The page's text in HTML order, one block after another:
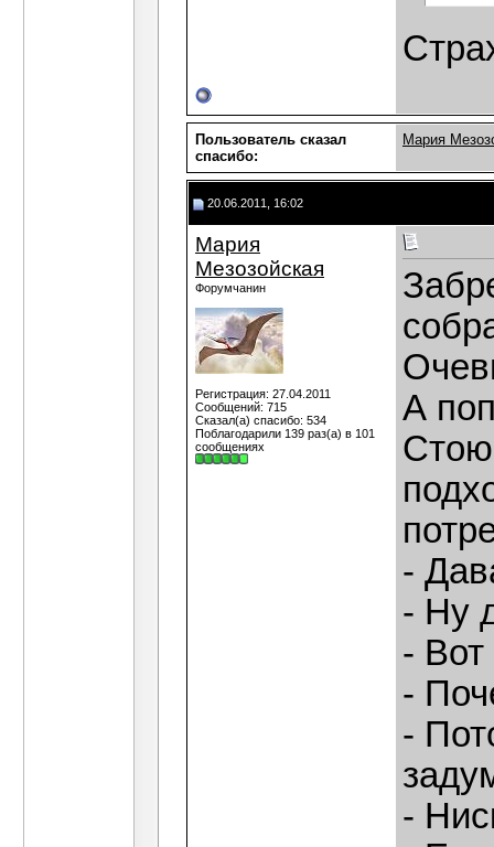
Пользователь сказал
cпасибо:
Мария
20.06.2011, 16:02
Мария
Мезозойская
Форумчанин
Регистрация: 27.04.2011
Сообщений: 715
Сказал(а) спасибо: 534
Поблагодарили 139 раз(а) в 101
сообщениях
А
-
- Ну
- Вот
-
-
-